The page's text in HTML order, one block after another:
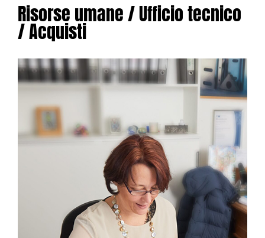
Risorse umane / Ufficio tecnico
/ Acquisti